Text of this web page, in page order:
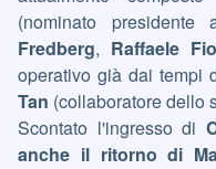
(nominato
Fredberg, Raffaele
operativo già dai tempi
Tan (collaboratore dello
Scontato l'ingresso di
anche il ritorno di